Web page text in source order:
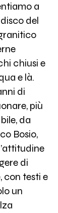
a
del
chiusi e
e là.
di
più
da
Bosio,
di
con testi e
un